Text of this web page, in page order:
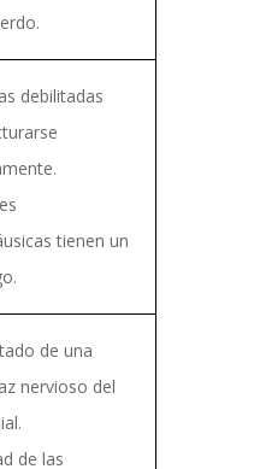
debilitadas
tienen un
de una
nervioso del
de las